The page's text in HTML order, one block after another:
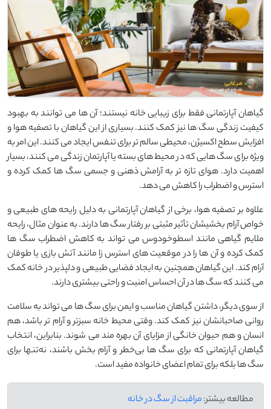
گیاهان آپارتمانی فقط برای زیبایی خانه نیستند؛ آن‌ ها می‌ توانند به بهبود
کیفیت زندگی سگ ‌ها نیز کمک کنند. بسیاری از این گیاهان با تصفیه هوا و
افزایش سطح اکسیژن، محیطی سالم ‌تر برای تنفس ایجاد می ‌کنند. این امر به
‌ویژه برای سگ ‌هایی که در محیط ‌های بسته یا آپارتمان زندگی می ‌کنند، بسیار
اهمیت دارد. هوای تازه‌ تر به آرامش ذهنی و جسمی سگ ‌ها کمک کرده و
استرس و اضطراب را کاهش می ‌دهد.
علاوه بر تصفیه هوا، برخی از گیاهان آپارتمانی به دلیل رایحه ‌های طبیعی و
خواص آرام ‌بخشیشان تأثیر مثبتی بر رفتار سگ ‌ها دارند. به‌ عنوان مثال، رایحه
ملایم گیاهی مانند اسطوخودوس می ‌تواند به کاهش اضطراب سگ ‌ها
کمک کرده و آن‌ ها را در موقعیت ‌های استرس ‌زا مانند آتش ‌بازی یا طوفان
آرام کند. این گیاهان همچنین به ایجاد فضایی طبیعی و دلپذیر در خانه کمک
می‌ کنند که سگ ‌ها در آن احساس امنیت و راحتی بیشتری دارند.
از سوی دیگر، داشتن گیاهان مناسب و ایمن برای سگ ‌ها می ‌تواند به سلامت
روانی صاحبانشان نیز کمک کند. وقتی محیط خانه سبزتر و آرام ‌تر باشد، هم
انسان و هم حیوان خانگی از مزایای آن بهره‌ مند می ‌شوند. بنابراین، انتخاب
گیاهان آپارتمانی که برای سگ ‌ها بی‌خطر و آرام‌ بخش باشند، نه‌تنها برای
سگ ‌ها بلکه برای تمام اعضای خانواده مفید است.
مطالعه بیشتر:مراقبت از سگ در خانه